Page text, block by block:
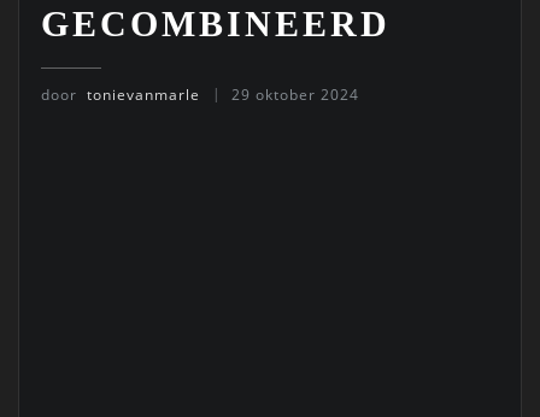
GECOMBINEERD
door tonievanmarle 29 oktober 2024